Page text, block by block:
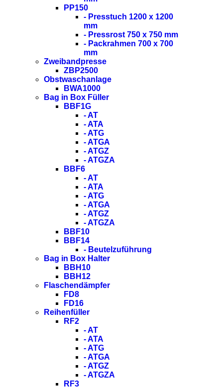
PP150
- Presstuch 1200 x 1200
mm
- Pressrost 750 x 750 mm
- Packrahmen 700 x 700
mm
Zweibandpresse
ZBP2500
Obstwaschanlage
BWA1000
Bag in Box Füller
BBF1G
- AT
- ATA
- ATG
- ATGA
- ATGZ
- ATGZA
BBF6
- AT
- ATA
- ATG
- ATGA
- ATGZ
- ATGZA
BBF10
BBF14
- Beutelzuführung
Bag in Box Halter
BBH10
BBH12
Flaschendämpfer
FD8
FD16
Reihenfüller
RF2
- AT
- ATA
- ATG
- ATGA
- ATGZ
- ATGZA
RF3